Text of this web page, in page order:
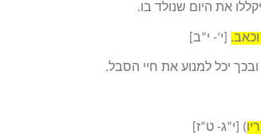
את היום שנולד בו.
[י’- י”ב]
יכל למנוע את חיי הסבל.
) [י”ג- ט”ז]